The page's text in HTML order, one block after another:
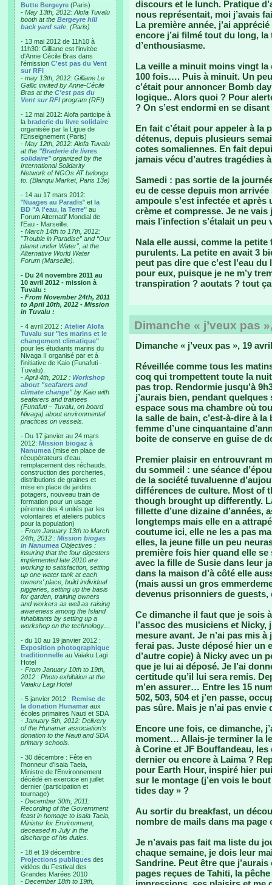
Butte Bergeyre (Paris)
- May 13th, 2012: Alofa Tuvalu
booth at the Bergeyre hill
back yard sale . (Paris)
- 13 mai 2012 de 11h10 à
11h30: Gilliane est l'invitée
d'Anne Cécile Bras dans
l'émission C'est pas du Vent
sur RFI
- may 13th, 2012: Gilliane Le
Gallic invited by Anne-Cécile
Bras at the C'est pas du
Vent sur RFI program (RFI)
- 12 mai 2012: Alofa participe à
la braderie du livre solidaire
organisée par la Ligue de
l'Enseignement (Paris)
- May 12th, 2012: Alofa Tuvalu
at the "Braderie de livres
solidaire"organized by the
International Solidarity
Network of NGOs AT belongs
to. (Blanqui Market, Paris 13e)
- 14 au 17 mars 2012:
"Nuages au Paradis" et la
BD "A l'eau, la Terre" au
Forum Alternatif Mondial de
l'Eau - Marseille.
- March 14th to 17th, 2012:
"Trouble in Paradise” and “Our
planet under Water”, at the
Alternative World Water
Forum (Marseille).
- Du 24 novembre 2011 au
10 avril 2012 - mission à
Tuvalu :
- From November 24th, 2011
to April 10th, 2012 - Mission
in Tuvalu :
- 4 avril 2012 : Atelier Alofa
Tuvalu sur "les marins et le
changement climatique"
pour les étudiants marins du
Nivaga II organisé par et à
l'initiative de Kaio (Funafuti -
Tuvalu).
- April 4th, 2012 : Workshop
about "seafarers and
climate change"by Kaio with
seafarers and trainees
(Funafuti – Tuvalu, on board
Nivaga) about environmental
practices on vessels.
- Du 17 janvier au 24 mars
2012: Mission biogaz à
Nanumea (mise en place de
récupérateurs d'eau,
remplacement des réchauds,
construction des porcheries,
distributions de graines et
mise en place de jardins
potagers, nouveau train de
formation pour un usage
pérenne des 4 unités par les
volontaires et ateliers publics
pour la population)
- From January 13th to March
24th, 2012 : Mission biogas
in Nanumea Objectives :
insuring that the four digesters
implemented late 2010 are
working to satisfaction, setting
up one water tank at each
owners' place, build individual
piggeries, setting up the basis
for garden, training owners
and workers as well as raising
awareness among the Island
inhabitants by setting up a
workshop on the technology…
- du 10 au 19 janvier 2012 :
Exposition photographique
traditionnelle au Vaiaku Lagi
Hotel
- From January 10th to 19th,
2012 : Photo exhibition at the
Vaiaku Lagi Hotel
- 5 janvier 2012 : Remise de
la donation Hunamar aux
écoles primaires Nauti et SDA
- January 5th, 2012: Delivery
of the Hunamar association's
donation to the Nauti and SDA
primary schools.
- 30 décembre : Fête en
l'honneur d'Isaia Taeia,
Ministre de l'Environnement
décédé en exercice en juillet
dernier (participation et
tournage)
- December 30th, 2011:
Recording of the Government
feast in homage to Isaia Taeia,
Minister for Environment,
deceased in July in the
discharge of his duties.
- 18 et 19 décembre :
Projections publiques des
vidéos du Festival des
Grandes Marées 2010
- December 18th to 19th,
discours et le lunch. Pratique
nous représentait, moi j’avais
La première année, j’ai
encore j’ai filmé tout du long,
d’enthousiasme.
La veille a minuit moins vingt la
100 fois…. Puis à minuit. Un
c’était pour annoncer Bomb
logique.. Alors quoi ? Pour
? On s’est endormi en se
En fait c’était pour appeler à la
détenus, depuis plusieurs
cotes somaliennes. En fait
jamais vécu d’autres tragédies
Samedi : pas sortie de la
eu de cesse depuis mon
ampoule s’est infectée et après
crème et compresse. Je ne
mais l’infection s’étalait un
Nala elle aussi, comme la
purulents. La petite en avait 3
peut pas dire que c’est l’eau
pour eux, puisque je ne m’y
transpiration ? aoutats ? tout
Dimanche « j’veux pas
Dimanche « j’veux pas », 19
Réveillée comme tous les
coq qui trompettent toute la
pas trop. Rendormie jusqu’à
j’aurais bien, pendant
espace sous ma chambre où
la salle de bain, c’est-à-dire à
femme d’une cinquantaine
boite de conserve en guise de
Premier plaisir en entrouvrant
du sommeil : une séance
de la société tuvaluenne
différences de culture. Most of
though brought up differently.
fillette d’une dizaine d’années,
longtemps mais elle en a
coutume ici, elle ne les a pas
elles, la jeune fille un peu
première fois hier quand elle
avec la fille de Susie dans leur
dans la maison d’à côté elle
(mais aussi un gros
devenus prisonniers de guests,
Ce dimanche il faut que je sois
l’assoc des musiciens et Nicky,
mesure avant. Je n’ai pas mis
ferai pas. Juste déposé hier un
d’autre copie) à Nicky avec un
que je lui ai déposé. Je l’ai
certitude qu’il lui sera remis.
m’en assurer… Entre les 15
502, 503, 504 et j’en passe,
pas sûre. Mais je n’ai pas
Encore une fois, ce dimanche,
moment… Allais-je terminer la
à Corine et JF Bouffandeau,
dernier ou encore à Laima ?
pour Earth Hour, inspiré hier
sur le montage (j’en vois le
tides day » ?
Au sortir du breakfast, un
nombre de mails dans ma page
Je n’avais pas fait ma liste du
chaque semaine, je dois leur
Sandrine. Peut être que
pages reçues de Tahiti, la